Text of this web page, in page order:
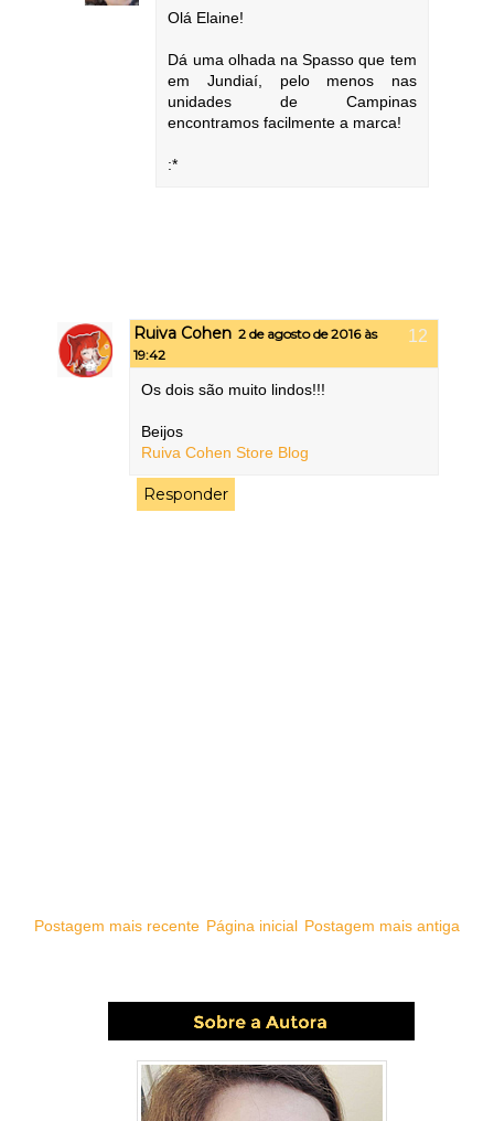
Olá Elaine!
Dá uma olhada na Spasso que tem
em Jundiaí, pelo menos nas
unidades de Campinas
encontramos facilmente a marca!
:*
Ruiva Cohen 2 de agosto de 2016 às
19:42
Os dois são muito lindos!!!
Beijos
Ruiva Cohen Store Blog
Responder
Postagem mais recente Postagem mais antiga
Página inicial